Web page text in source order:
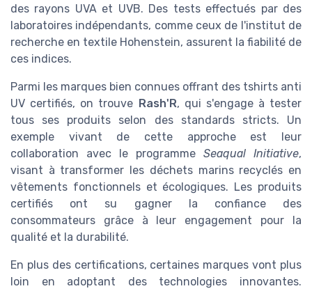
des rayons UVA et UVB. Des tests effectués par des
laboratoires indépendants, comme ceux de l'institut de
recherche en textile Hohenstein, assurent la fiabilité de
ces indices.
Parmi les marques bien connues offrant des tshirts anti
UV certifiés, on trouve Rash'R, qui s'engage à tester
tous ses produits selon des standards stricts. Un
exemple vivant de cette approche est leur
collaboration avec le programme Seaqual Initiative,
visant à transformer les déchets marins recyclés en
vêtements fonctionnels et écologiques. Les produits
certifiés ont su gagner la confiance des
consommateurs grâce à leur engagement pour la
qualité et la durabilité.
En plus des certifications, certaines marques vont plus
loin en adoptant des technologies innovantes.